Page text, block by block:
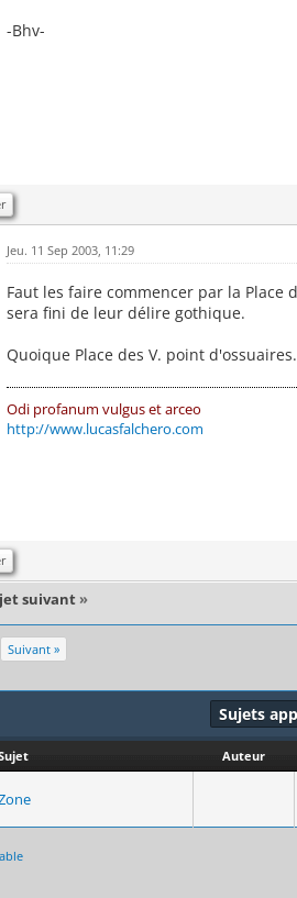
-Bhv-
Jeu. 11 Sep 2003, 11:29
Faut les faire commencer par la Place
sera fini de leur délire gothique.
Quoique Place des V. point
Odi profanum vulgus et arceo
http://www.lucasfalchero.com
suivant »
Suivant »
Sujets
Auteur